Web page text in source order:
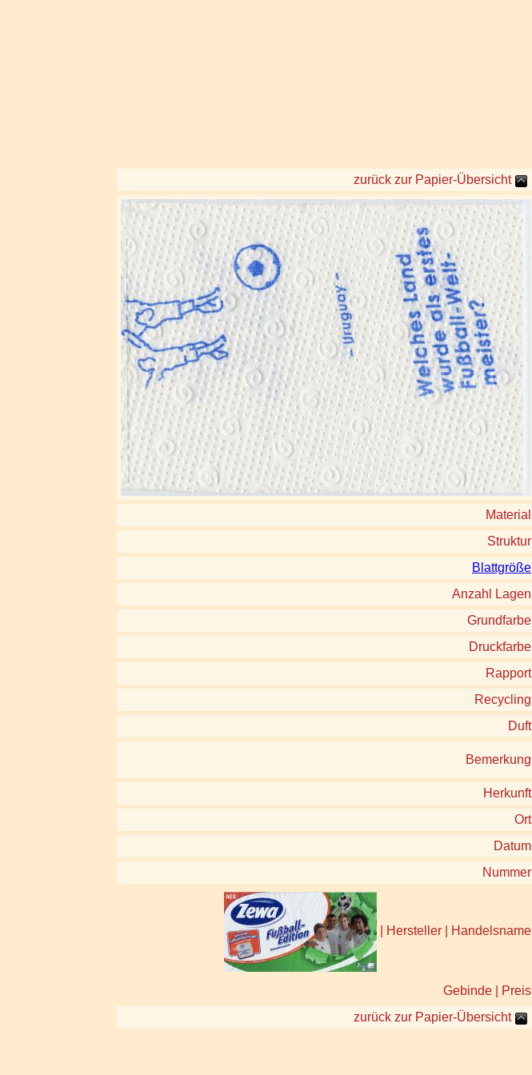
zurück zur Papier-Übersicht
Material
Struktur
Blattgröße
Anzahl Lagen
Grundfarbe
Druckfarbe
Rapport
Recycling
Duft
Bemerkung
Herkunft
Ort
Datum
Nummer
| Hersteller | Handelsname
Gebinde | Preis
zurück zur Papier-Übersicht